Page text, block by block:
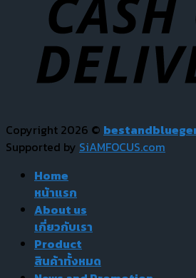
Copyright 2026 ©
Supported by SiAMFOCUS.com
Home
หน้าแรก
About us
เกี่ยวกับเรา
Product
สินค้าทั้งหมด